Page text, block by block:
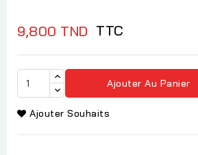
9,800 TND TTC
Ajouter Au Panier
Ajouter Souhaits